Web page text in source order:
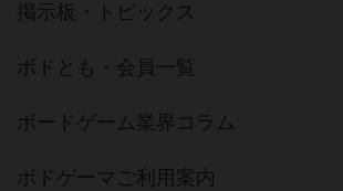
掲示板・トピックス
ボドとも・会員一覧
ボードゲーム業界コラム
ボドゲーマご利用案内